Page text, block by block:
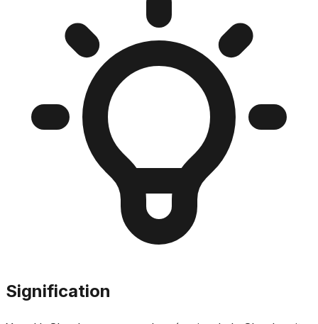
Signification